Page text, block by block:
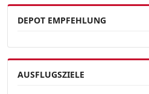
DEPOT EMPFEHLUNG
AUSFLUGSZIELE